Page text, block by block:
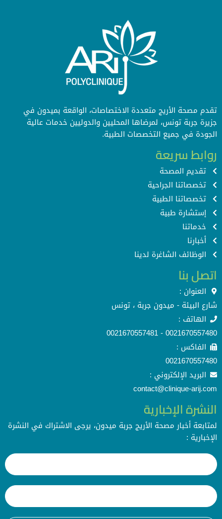
تقدم مصحة الأريج متعددة الاختصاصات، الواقعة بميدون في
جزيرة جربة تونس، لمرضاها المحليين والدوليين خدمات عالية
الجودة في جميع التخصصات الطبية.
روابط سريعة
تقديم المصحة
تخصصاتنا الجراحية
تخصصاتنا الطبية
إستشارة طبية
خدماتنا
أخبارنا
الوظائف الشاغرة لدينا
اتصل بنا
العنوان :
شارع البيئة - ميدون جربة ، تونس
الهاتف :
0021670557480 - 0021670557481
الفاكس :
0021670557480
البريد الإلكتروني :
contact@clinique-arij.com
النشرة الإخبارية
لمتابعة أخبار مصحة الأريج جربة ميدون، يرجى الاشتراك في النشرة
الإخبارية :